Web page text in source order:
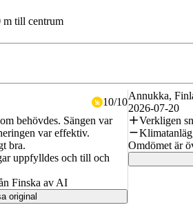
m till centrum
10/10
behövdes. Sängen var
var effektiv.
bra.
uppfylldes och till och
Finska av AI
original
Annukka,
2026-07-20
Verkligen
Omdömet är